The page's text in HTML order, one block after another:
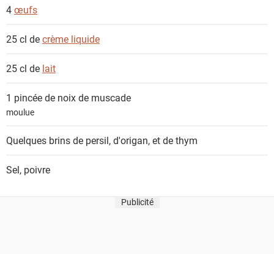
4œufs
25 cl decrème liquide
25 cl de lait
1 pincée de noix de muscade
moulue
Quelques brinsde persil, d'origan, et de thym
Sel, poivre
Publicité